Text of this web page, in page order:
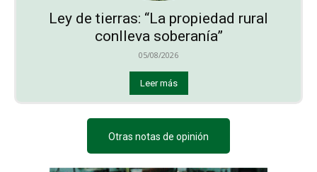
Ley de tierras: “La propiedad rural
conlleva soberanía”
05/08/2026
Leer más
Otras notas de opinión